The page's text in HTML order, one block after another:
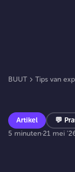
BUUT Tips van
Artikel 💬
5 minuten·21 mei